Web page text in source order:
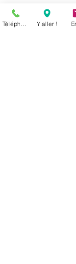
n’hésitez pas à
Vous pourriez
Y aller !